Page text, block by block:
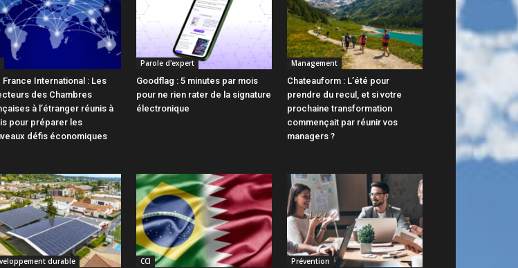
France International : Les
des Chambres
à l’étranger réunis à
pour préparer les
défis économiques
Parole d'expert
Goodflag : 5 minutes par mois
pour ne rien rater de la signature
électronique
Management
Chateauform : L’été pour
prendre du recul, et si votre
prochaine transformation
commençait par réunir vos
managers ?
durable CCI Prévention